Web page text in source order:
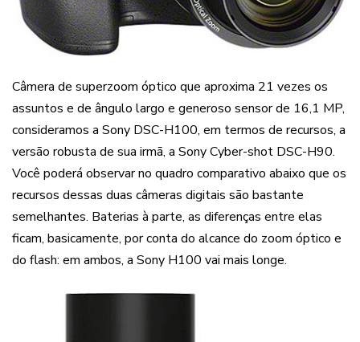
Câmera de superzoom óptico que aproxima 21 vezes os
assuntos e de ângulo largo e generoso sensor de 16,1 MP,
consideramos a Sony DSC-H100, em termos de recursos, a
versão robusta de sua irmã, a Sony Cyber-shot DSC-H90.
Você poderá observar no quadro comparativo abaixo que os
recursos dessas duas câmeras digitais são bastante
semelhantes. Baterias à parte, as diferenças entre elas
ficam, basicamente, por conta do alcance do zoom óptico e
do flash: em ambos, a Sony H100 vai mais longe.